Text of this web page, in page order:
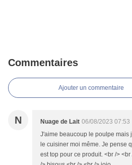
Commentaires
Ajouter un commentaire
N Nuage de Lait 06/08/2023 07:53
J'aime beaucoup le poulpe mais
le cuisiner moi même. Je pense
est top pour ce produit. <br />